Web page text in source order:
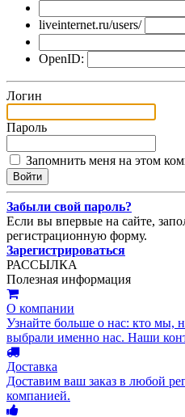
liveinternet.ru/users/
OpenID:
Логин
Пароль
Запомнить меня на этом
Забыли свой пароль?
Если вы впервые на сайте,
регистрационную форму.
Зарегистрироваться
РАССЫЛКА
Полезная информация
О компании
Узнайте больше о нас: кто мы,
выбрали именно нас. Наши
Доставка
Доставим ваш заказ в любой
компанией.